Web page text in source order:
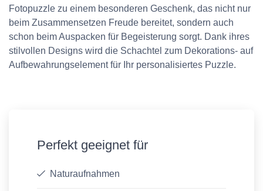
Fotopuzzle zu einem besonderen Geschenk, das nicht nur
beim Zusammensetzen Freude bereitet, sondern auch
schon beim Auspacken für Begeisterung sorgt. Dank ihres
stilvollen Designs wird die Schachtel zum Dekorations- auf
Aufbewahrungselement für Ihr personalisiertes Puzzle.
Perfekt geeignet für
Naturaufnahmen